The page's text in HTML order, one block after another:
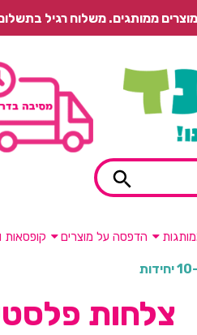
הדפסה על מוצרים קופסאות
צלחות